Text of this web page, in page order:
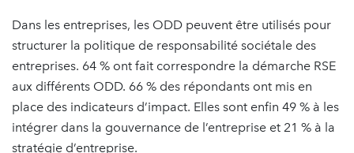
Dans les entreprises, les ODD peuvent être utilisés pour
structurer la politique de responsabilité sociétale des
entreprises. 64 % ont fait correspondre la démarche RSE
aux différents ODD. 66 % des répondants ont mis en
place des indicateurs d’impact. Elles sont enfin 49 % à les
intégrer dans la gouvernance de l’entreprise et 21 % à la
stratégie d’entreprise.